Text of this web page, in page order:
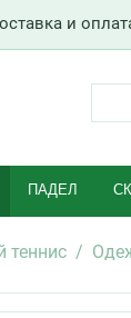
и
ПАДЕЛ
теннис /